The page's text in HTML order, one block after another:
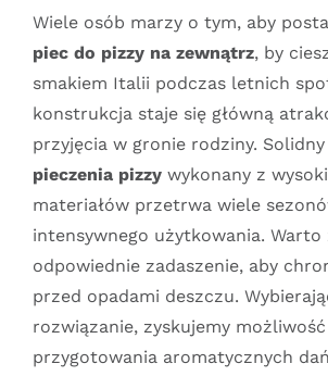
Wiele osób marzy o tym, aby
piec do pizzy na zewnątrz, by
smakiem Italii podczas letnich
konstrukcja staje się główną
przyjęcia w gronie rodziny. Solidny
pieczenia pizzy wykonany z
materiałów przetrwa wiele
intensywnego użytkowania. Warto
odpowiednie zadaszenie, aby
przed opadami deszczu.
rozwiązanie, zyskujemy możliwość
przygotowania aromatycznych